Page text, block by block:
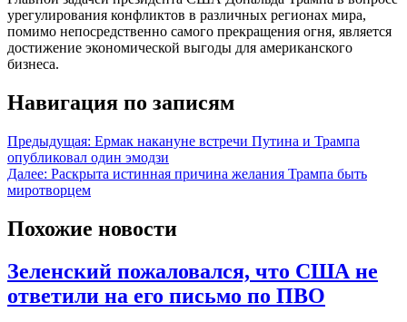
урегулирования конфликтов в различных регионах мира,
помимо непосредственно самого прекращения огня, является
достижение экономической выгоды для американского
бизнеса.
Навигация по записям
Предыдущая: Ермак накануне встречи Путина и Трампа
опубликовал один эмодзи
Далее: Раскрыта истинная причина желания Трампа быть
миротворцем
Похожие новости
Зеленский пожаловался, что США не
ответили на его письмо по ПВО